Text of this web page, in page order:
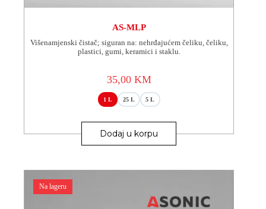
AS-MLP
Višenamjenski čistač; siguran na: nehrđajućem čeliku, čeliku,
plastici, gumi, keramici i staklu.
35,00 KM
1 L 25 L 5 L
Dodaj u korpu
proizvod
ima
Opcije
odabrati
Na lageru